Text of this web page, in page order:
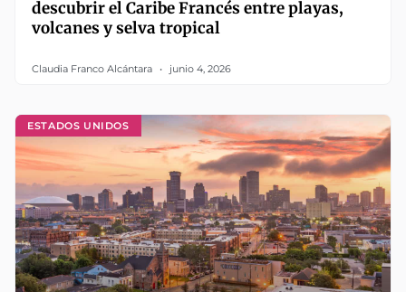
descubrir el Caribe Francés entre playas,
volcanes y selva tropical
Claudia Franco Alcántara junio 4, 2026
ESTADOS UNIDOS